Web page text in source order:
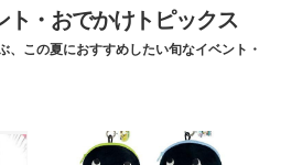
ト・おでかけトピックス
、この夏におすすめしたい旬なイベント・